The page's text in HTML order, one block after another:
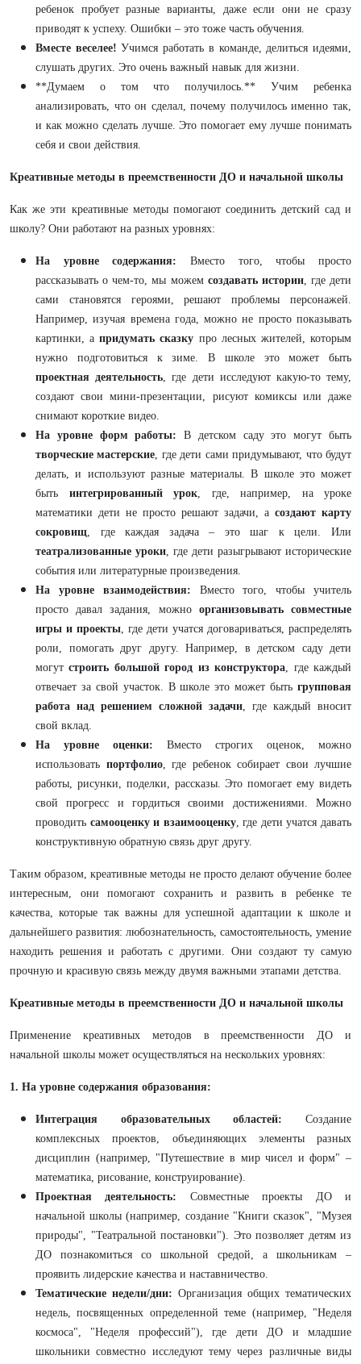
ребенок пробует разные варианты, даже если они не сразу
приводят к успеху. Ошибки – это тоже часть обучения.
Вместе веселее! Учимся работать в команде, делиться идеями,
слушать других. Это очень важный навык для жизни.
**Думаем о том что получилось.** Учим ребенка
анализировать, что он сделал, почему получилось именно так,
и как можно сделать лучше. Это помогает ему лучше понимать
себя и свои действия.
Креативные методы в преемственности ДО и начальной школы
Как же эти креативные методы помогают соединить детский сад и
школу? Они работают на разных уровнях:
На уровне содержания: Вместо того, чтобы просто
рассказывать о чем-то, мы можем создавать истории, где дети
сами становятся героями, решают проблемы персонажей.
Например, изучая времена года, можно не просто показывать
картинки, апридумать сказку про лесных жителей, которым
нужно подготовиться к зиме. В школе это может быть
проектная деятельность, где дети исследуют какую-то тему,
создают свои мини-презентации, рисуют комиксы или даже
снимают короткие видео.
На уровне форм работы: В детском саду это могут быть
творческие мастерские, где дети сами придумывают, что будут
делать, и используют разные материалы. В школе это может
быть интегрированный урок, где, например, на уроке
математики дети не просто решают задачи, а создают карту
сокровищ, где каждая задача – это шаг к цели. Или
театрализованные уроки, где дети разыгрывают исторические
события или литературные произведения.
На уровне взаимодействия: Вместо того, чтобы учитель
просто давал задания, можно организовывать совместные
игры и проекты, где дети учатся договариваться, распределять
роли, помогать друг другу. Например, в детском саду дети
могутстроить большой город из конструктора, где каждый
отвечает за свой участок. В школе это может быть групповая
работа над решением сложной задачи, где каждый вносит
свой вклад.
На уровне оценки: Вместо строгих оценок, можно
использовать портфолио, где ребенок собирает свои лучшие
работы, рисунки, поделки, рассказы. Это помогает ему видеть
свой прогресс и гордиться своими достижениями. Можно
проводить самооценку и взаимооценку, где дети учатся давать
конструктивную обратную связь друг другу.
Таким образом, креативные методы не просто делают обучение более
интересным, они помогают сохранить и развить в ребенке те
качества, которые так важны для успешной адаптации к школе и
дальнейшего развития: любознательность, самостоятельность, умение
находить решения и работать с другими. Они создают ту самую
прочную и красивую связь между двумя важными этапами детства.
Креативные методы в преемственности ДО и начальной школы
Применение креативных методов в преемственности ДО и
начальной школы может осуществляться на нескольких уровнях:
1. На уровне содержания образования:
Интеграция образовательных областей: Создание
комплексных проектов, объединяющих элементы разных
дисциплин (например, "Путешествие в мир чисел и форм" –
математика, рисование, конструирование).
Проектная деятельность: Совместные проекты ДО и
начальной школы (например, создание "Книги сказок", "Музея
природы", "Театральной постановки"). Это позволяет детям из
ДО познакомиться со школьной средой, а школьникам –
проявить лидерские качества и наставничество.
Тематические недели/дни: Организация общих тематических
недель, посвященных определенной теме (например, "Неделя
космоса", "Неделя профессий"), где дети ДО и младшие
школьники совместно исследуют тему через различные виды